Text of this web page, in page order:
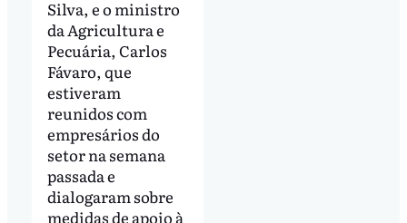
Silva, e o ministro
da Agricultura e
Pecuária, Carlos
Fávaro, que
estiveram
reunidos com
empresários do
setor na semana
passada e
dialogaram sobre
medidas de apoio à